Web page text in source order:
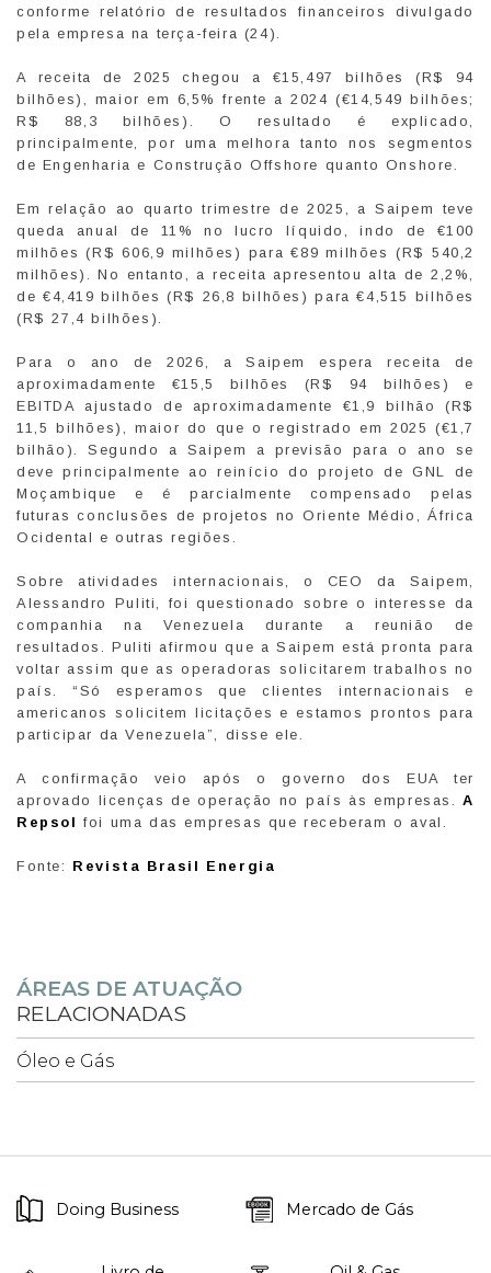
conforme relatório de resultados financeiros divulgado
pela empresa na terça-feira (24).
A receita de 2025 chegou a €15,497 bilhões (R$ 94
bilhões), maior em 6,5% frente a 2024 (€14,549 bilhões;
R$ 88,3 bilhões). O resultado é explicado,
principalmente, por uma melhora tanto nos segmentos
de Engenharia e Construção Offshore quanto Onshore.
Em relação ao quarto trimestre de 2025, a Saipem teve
queda anual de 11% no lucro líquido, indo de €100
milhões (R$ 606,9 milhões) para €89 milhões (R$ 540,2
milhões). No entanto, a receita apresentou alta de 2,2%,
de €4,419 bilhões (R$ 26,8 bilhões) para €4,515 bilhões
(R$ 27,4 bilhões).
Para o ano de 2026, a Saipem espera receita de
aproximadamente €15,5 bilhões (R$ 94 bilhões) e
EBITDA ajustado de aproximadamente €1,9 bilhão (R$
11,5 bilhões), maior do que o registrado em 2025 (€1,7
bilhão). Segundo a Saipem a previsão para o ano se
deve principalmente ao reinício do projeto de GNL de
Moçambique e é parcialmente compensado pelas
futuras conclusões de projetos no Oriente Médio, África
Ocidental e outras regiões.
Sobre atividades internacionais, o CEO da Saipem,
Alessandro Puliti, foi questionado sobre o interesse da
companhia na Venezuela durante a reunião de
resultados. Puliti afirmou que a Saipem está pronta para
voltar assim que as operadoras solicitarem trabalhos no
país. “Só esperamos que clientes internacionais e
americanos solicitem licitações e estamos prontos para
participar da Venezuela”, disse ele.
A confirmação veio após o governo dos EUA ter
aprovado licenças de operação no país às empresas.A
Repsol foi uma das empresas que receberam o aval.
Fonte: Revista Brasil Energia
ÁREAS DE ATUAÇÃO
RELACIONADAS
Óleo e Gás
Doing Business Mercado de Gás